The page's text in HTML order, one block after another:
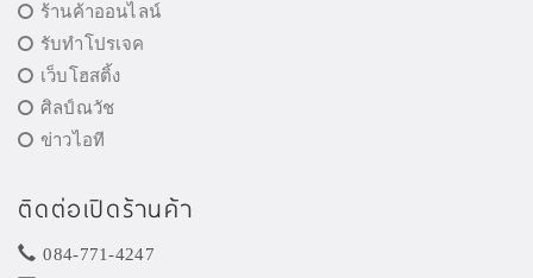
ร้านค้าออนไลน์
รับทำโปรเจค
เว็บโฮสติ้ง
ศิลป์ณวัช
ข่าวไอที
ติดต่อเปิดร้านค้า
084-771-4247